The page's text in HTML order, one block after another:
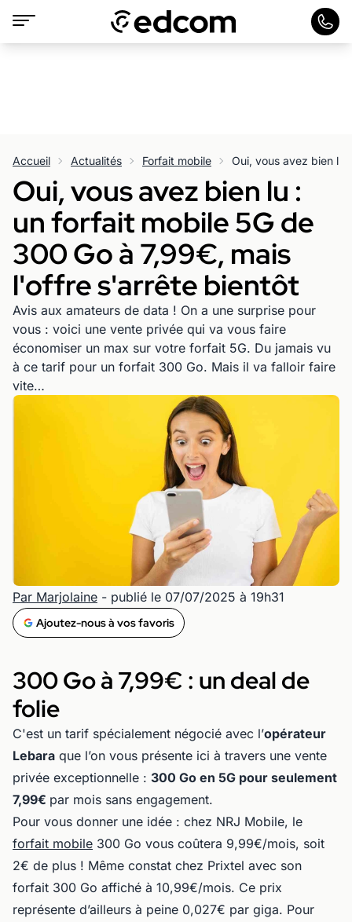
Accueil Actualités Forfait mobile
Oui, vous avez bien lu :
un forfait mobile 5G de
300 Go à 7,99€, mais
l'offre s'arrête bientôt
Avis aux amateurs de data ! On a une surprise pour
vous : voici une vente privée qui va vous faire
économiser un max sur votre forfait 5G. Du jamais vu
à ce tarif pour un forfait 300 Go. Mais il va falloir faire
vite…
Par Marjolaine - publié le 07/07/2025 à 19h31
Ajoutez-nous à vos favoris
300 Go à 7,99€ : un deal de
folie
C'est un tarif spécialement négocié avec l’opérateur
Lebara que l’on vous présente ici à travers une vente
privée exceptionnelle : 300 Go en 5G pour seulement
7,99€ par mois sans engagement.
Pour vous donner une idée : chez NRJ Mobile, le
forfait mobile 300 Go vous coûtera 9,99€/mois, soit
2€ de plus ! Même constat chez Prixtel avec son
forfait 300 Go affiché à 10,99€/mois. Ce prix
représente d’ailleurs à peine 0,027€ par giga. Pour